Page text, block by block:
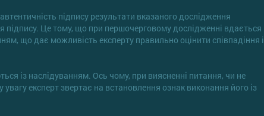
підпису результати вказаного дослідження
Це тому, що при першочерговому дослідженні вдається
що дає можливість експерту правильно оцінити співпадіння і
із наслідуванням. Ось чому, при виясненні питання, чи не
експерт звертає на встановлення ознак виконання його із